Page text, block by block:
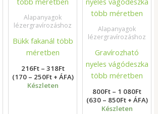
Alapanyagok
lézergravírozáshoz
Bükk fakanál több
méretben
216Ft – 318Ft
-
(170 – 250Ft + ÁFA)
Készleten
Alapanyagok
lézergravírozáshoz
Gravírozható
nyeles vágódeszka
több méretben
800Ft – 1 080Ft
-
1
(630 – 850Ft + ÁFA)
Készleten